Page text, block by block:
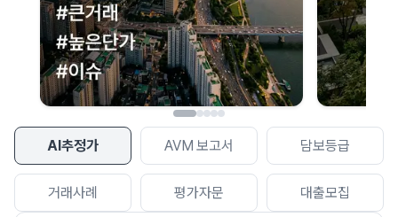
AI추정가 AVM 보고서 담보등급
거래사례 평가자문 대출모집